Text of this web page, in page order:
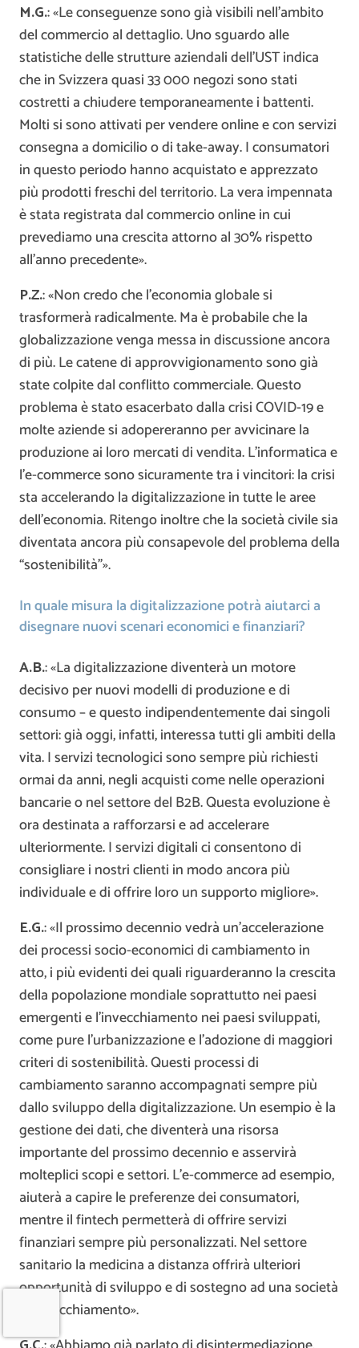
M.G.: «Le conseguenze sono già visibili nell’ambito
del commercio al dettaglio. Uno sguardo alle
statistiche delle strutture aziendali dell’UST indica
che in Svizzera quasi 33 000 negozi sono stati
costretti a chiudere temporaneamente i battenti.
Molti si sono attivati per vendere online e con servizi
consegna a domicilio o di take-away. I consumatori
in questo periodo hanno acquistato e apprezzato
più prodotti freschi del territorio. La vera impennata
è stata registrata dal commercio online in cui
prevediamo una crescita attorno al 30% rispetto
all’anno precedente».
P.Z.: «Non credo che l’economia globale si
trasformerà radicalmente. Ma è probabile che la
globalizzazione venga messa in discussione ancora
di più. Le catene di approvvigionamento sono già
state colpite dal conflitto commerciale. Questo
problema è stato esacerbato dalla crisi COVID-19 e
molte aziende si adopereranno per avvicinare la
produzione ai loro mercati di vendita. L’informatica e
l’e-commerce sono sicuramente tra i vincitori: la crisi
sta accelerando la digitalizzazione in tutte le aree
dell’economia. Ritengo inoltre che la società civile sia
diventata ancora più consapevole del problema della
“sostenibilità”».
In quale misura la digitalizzazione potrà aiutarci a
disegnare nuovi scenari economici e finanziari?
A.B.: «La digitalizzazione diventerà un motore
decisivo per nuovi modelli di produzione e di
consumo – e questo indipendentemente dai singoli
settori: già oggi, infatti, interessa tutti gli ambiti della
vita. I servizi tecnologici sono sempre più richiesti
ormai da anni, negli acquisti come nelle operazioni
bancarie o nel settore del B2B. Questa evoluzione è
ora destinata a rafforzarsi e ad accelerare
ulteriormente. I servizi digitali ci consentono di
consigliare i nostri clienti in modo ancora più
individuale e di offrire loro un supporto migliore».
E.G.: «Il prossimo decennio vedrà un’accelerazione
dei processi socio-economici di cambiamento in
atto, i più evidenti dei quali riguarderanno la crescita
della popolazione mondiale soprattutto nei paesi
emergenti e l’invecchiamento nei paesi sviluppati,
come pure l’urbanizzazione e l’adozione di maggiori
criteri di sostenibilità. Questi processi di
cambiamento saranno accompagnati sempre più
dallo sviluppo della digitalizzazione. Un esempio è la
gestione dei dati, che diventerà una risorsa
importante del prossimo decennio e asservirà
molteplici scopi e settori. L’e-commerce ad esempio,
aiuterà a capire le preferenze dei consumatori,
mentre il fintech permetterà di offrire servizi
finanziari sempre più personalizzati. Nel settore
sanitario la medicina a distanza offrirà ulteriori
opportunità di sviluppo e di sostegno ad una società
in invecchiamento».